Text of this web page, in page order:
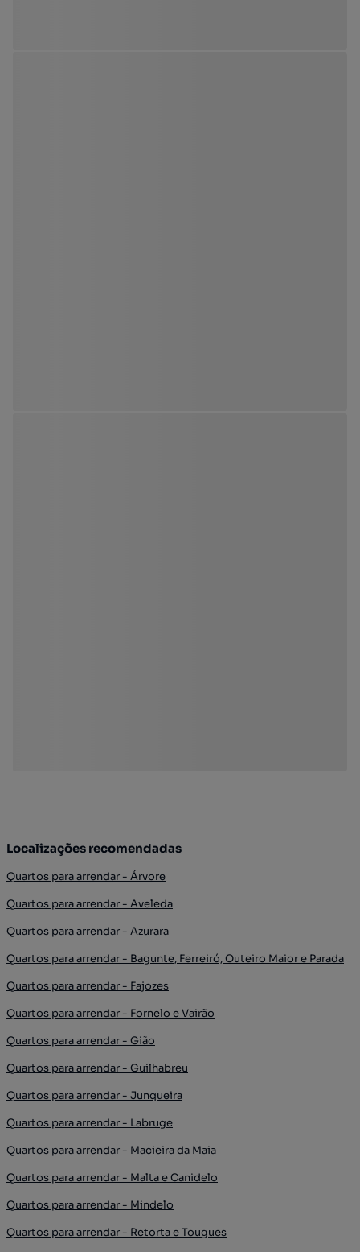
Localizações recomendadas
Quartos para arrendar - Árvore
Quartos para arrendar - Aveleda
Quartos para arrendar - Azurara
Quartos para arrendar - Bagunte, Ferreiró, Outeiro Maior e Parada
Quartos para arrendar - Fajozes
Quartos para arrendar - Fornelo e Vairão
Quartos para arrendar - Gião
Quartos para arrendar - Guilhabreu
Quartos para arrendar - Junqueira
Quartos para arrendar - Labruge
Quartos para arrendar - Macieira da Maia
Quartos para arrendar - Malta e Canidelo
Quartos para arrendar - Mindelo
Quartos para arrendar - Retorta e Tougues